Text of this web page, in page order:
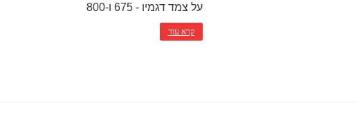
על צמד דגמיו - 675 ו-800
קרא עוד